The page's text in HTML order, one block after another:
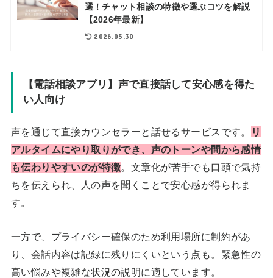
選！チャット相談の特徴や選ぶコツを解説
【2026年最新】
2026.05.30
【電話相談アプリ】声で直接話して安心感を得た
い人向け
声を通じて直接カウンセラーと話せるサービスです。
リ
アルタイムにやり取りができ、声のトーンや間から感情
も伝わりやすいのが特徴。文章化が苦手でも口頭で気持
ちを伝えられ、人の声を聞くことで安心感が得られま
す。
一方で、プライバシー確保のため利用場所に制約があ
り、会話内容は記録に残りにくいという点も。緊急性の
高い悩みや複雑な状況の説明に適しています。